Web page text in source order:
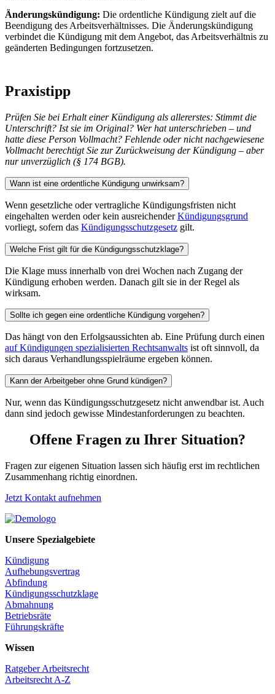
Änderungskündigung: Die ordentliche Kündigung zielt auf die
Beendigung des Arbeitsverhältnisses. Die Änderungskündigung
verbindet die Kündigung mit dem Angebot, das Arbeitsverhältnis zu
geänderten Bedingungen fortzusetzen.
Praxistipp
Prüfen Sie bei Erhalt einer Kündigung als allererstes: Stimmt die
Unterschrift? Ist sie im Original? Wer hat unterschrieben – und
hatte diese Person Vollmacht? Fehlende oder nicht nachgewiesene
Vollmacht berechtigt Sie zur Zurückweisung der Kündigung – aber
nur unverzüglich (§ 174 BGB).
Wann ist eine ordentliche Kündigung unwirksam?
Wenn gesetzliche oder vertragliche Kündigungsfristen nicht
eingehalten werden oder kein ausreichenderKündigungsgrund
vorliegt, sofern das Kündigungsschutzgesetz gilt.
Welche Frist gilt für die Kündigungsschutzklage?
Die Klage muss innerhalb von drei Wochen nach Zugang der
Kündigung erhoben werden. Danach gilt sie in der Regel als
wirksam.
Sollte ich gegen eine ordentliche Kündigung vorgehen?
Das hängt von den Erfolgsaussichten ab. Eine Prüfung durch einen
auf Kündigungen spezialisierten Rechtsanwalts ist oft sinnvoll, da
sich daraus Verhandlungsspielräume ergeben können.
Kann der Arbeitgeber ohne Grund kündigen?
Nur, wenn das Kündigungsschutzgesetz nicht anwendbar ist. Auch
dann sind jedoch gewisse Mindestanforderungen zu beachten.
Offene Fragen zu Ihrer Situation?
Fragen zur eigenen Situation lassen sich häufig erst im rechtlichen
Zusammenhang richtig einordnen.
Jetzt Kontakt aufnehmen
Unsere Spezialgebiete
Kündigung
Aufhebungsvertrag
Abfindung
Kündigungsschutzklage
Abmahnung
Betriebsräte
Führungskräfte
Wissen
Ratgeber Arbeitsrecht
Arbeitsrecht A-Z